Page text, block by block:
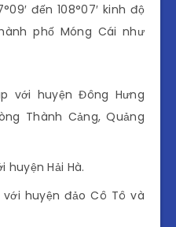
đến 108°07′ kinh độ
phố Móng Cái như
với huyện Đông Hưng
Thành Cảng, Quảng
huyện Hải Hà.
huyện đảo Cô Tô và